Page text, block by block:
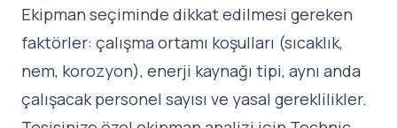
Ekipman seçiminde dikkat edilmesi gereken
faktörler: çalışma ortamı koşulları (sıcaklık,
nem, korozyon), enerji kaynağı tipi, aynı anda
çalışacak personel sayısı ve yasal gereklilikler.